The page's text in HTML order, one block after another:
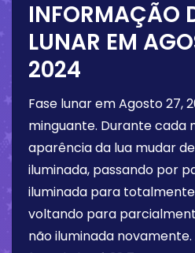
INFORMAÇÃO
LUNAR EM
2024
Fase lunar emAgosto 27,
minguante. Durante cada
aparência da lua mudar
iluminada, passando por
iluminada para
voltando para
não iluminada